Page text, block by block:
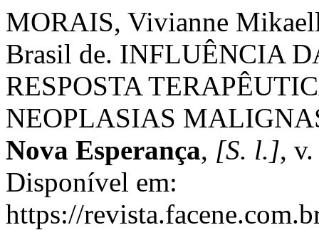
MORAIS, Vivianne
Brasil de. INFLUÊNCIA
RESPOSTA
NEOPLASIAS
Nova Esperança, [S. l.],
Disponível em:
https://